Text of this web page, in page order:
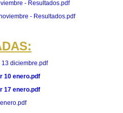
- Resultados.pdf
- Resultados.pdf
13 diciembre.pdf
10 enero.pdf
17 enero.pdf